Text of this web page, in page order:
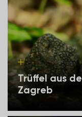
Trüffel aus
Zagreb